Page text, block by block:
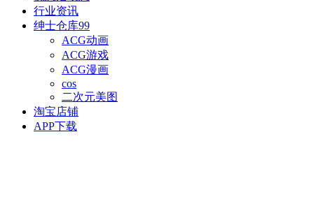
行业资讯
绅士仓库99
ACG动画
ACG游戏
ACG漫画
cos
二次元美图
淘宝店铺
APP下载